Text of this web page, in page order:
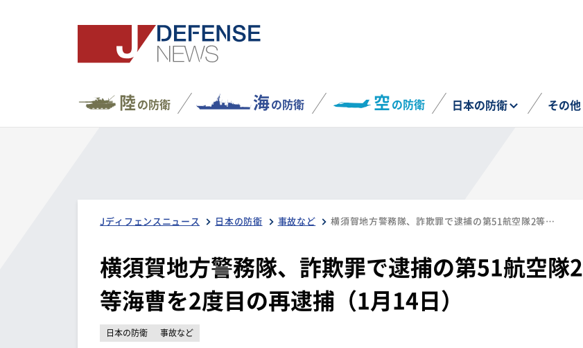
陸の防衛 海の防衛 空の防衛 日本の防衛 その他
Jディフェンスニュース 日本の防衛 事故など 横須賀地方警務隊、詐欺罪で逮捕の第51航空隊2等海曹を2度目の再逮捕（1月14日）
横須賀地方警務隊、詐欺罪で逮捕の第51航空隊2
等海曹を2度目の再逮捕（1月14日）
日本の防衛
事故など